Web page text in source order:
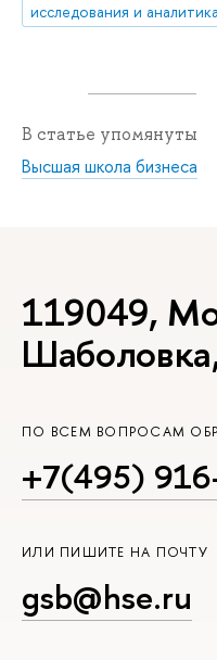
исследования и аналитика
В статье упомянуты
Высшая школа бизнеса
119049,
ПО ВСЕМ ВОПРОСАМ
+7(495)
ИЛИ ПИШИТЕ НА ПОЧТУ
gsb@hse.ru